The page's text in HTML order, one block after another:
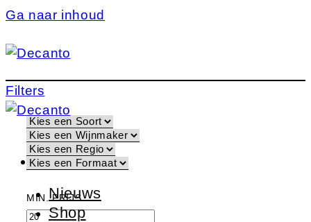
Ga naar inhoud
Nieuws
Shop
Filters
MIN. PRIJS